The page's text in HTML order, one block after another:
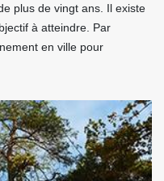
plus de vingt ans. Il existe
à atteindre. Par
en ville pour